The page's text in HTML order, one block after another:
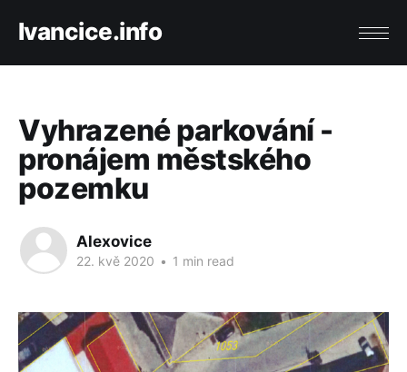
Ivancice.info
Vyhrazené parkování -
pronájem městského
pozemku
Alexovice
22. kvě 2020 • 1 min read